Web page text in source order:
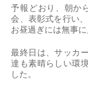
予報どおり、朝か
会、表彰式を行い
お昼過ぎには無事
最終日は、サッカ
達も素晴らしい環
した。